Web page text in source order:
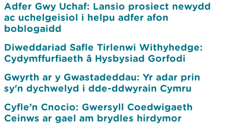
Adfer Gwy Uchaf: Lansio prosiect newydd
ac uchelgeisiol i helpu adfer afon
boblogaidd
Diweddariad Safle Tirlenwi Withyhedge:
Cydymffurfiaeth â Hysbysiad Gorfodi
Gwyrth ar y Gwastadeddau: Yr adar prin
sy'n dychwelyd i dde-ddwyrain Cymru
Cyfle’n Cnocio: Gwersyll Coedwigaeth
Ceinws ar gael am brydles hirdymor